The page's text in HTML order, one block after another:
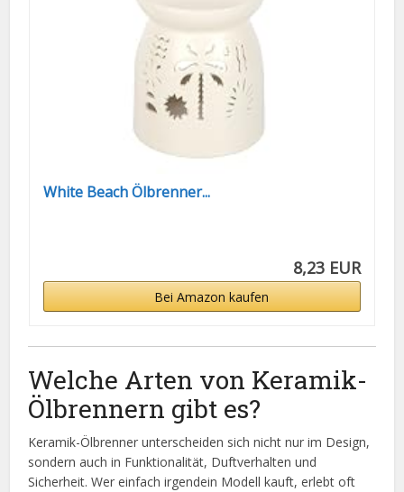
White Beach Ölbrenner...
8,23 EUR
Bei Amazon kaufen
Welche Arten von Keramik-
Ölbrennern gibt es?
Keramik-Ölbrenner unterscheiden sich nicht nur im Design,
sondern auch in Funktionalität, Duftverhalten und
Sicherheit. Wer einfach irgendein Modell kauft, erlebt oft